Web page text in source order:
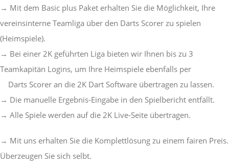
→ Mit dem Basic plus Paket erhalten Sie die Möglichkeit, Ihre
vereinsinterne Teamliga über den Darts Scorer zu spielen
(Heimspiele).
→ Bei einer 2K geführten Liga bieten wir Ihnen bis zu 3
Teamkapitän Logins, um Ihre Heimspiele ebenfalls per
Darts Scorer an die 2K Dart Software übertragen zu lassen.
→ Die manuelle Ergebnis-Eingabe in den Spielbericht entfällt.
→ Alle Spiele werden auf die 2K Live-Seite übertragen.
→ Mit uns erhalten Sie die Komplettlösung zu einem fairen Preis.
Überzeugen Sie sich selbt.